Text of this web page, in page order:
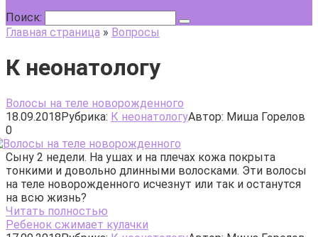
Поиск:
Главная страница » Вопросы
К неонатологу
Волосы на теле новорожденного
18.09.2018Рубрика: К неонатологуАвтор: Миша Горелов
0
Сыну 2 недели. На ушах и на плечах кожа покрыта
тонкими и довольно длинными волосками. Эти волосы
на теле новорожденного исчезнут или так и останутся
на всю жизнь?
Читать полностью
Ребенок сжимает кулачки